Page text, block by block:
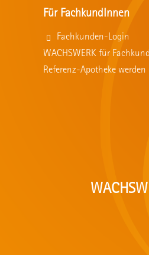
Für FachkundInnen
Fachkunden-Login
WACHSWERK für
Referenz-Apotheke werden